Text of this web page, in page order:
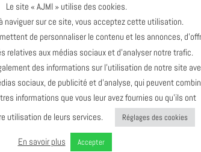
de
au
unique.
Le site « AJMI » utilise des cookies.
naviguer sur ce site, vous acceptez cette utilisation.
de personnaliser le contenu et les annonces,
relatives aux médias sociaux et d’analyser notre trafic.
des informations sur l’utilisation de notre site
sociaux, de publicité et d’analyse, qui peuvent
informations que vous leur avez fournies ou qu’ils ont
utilisation de leurs services.
Réglages des cookies
En savoir plus Accepter